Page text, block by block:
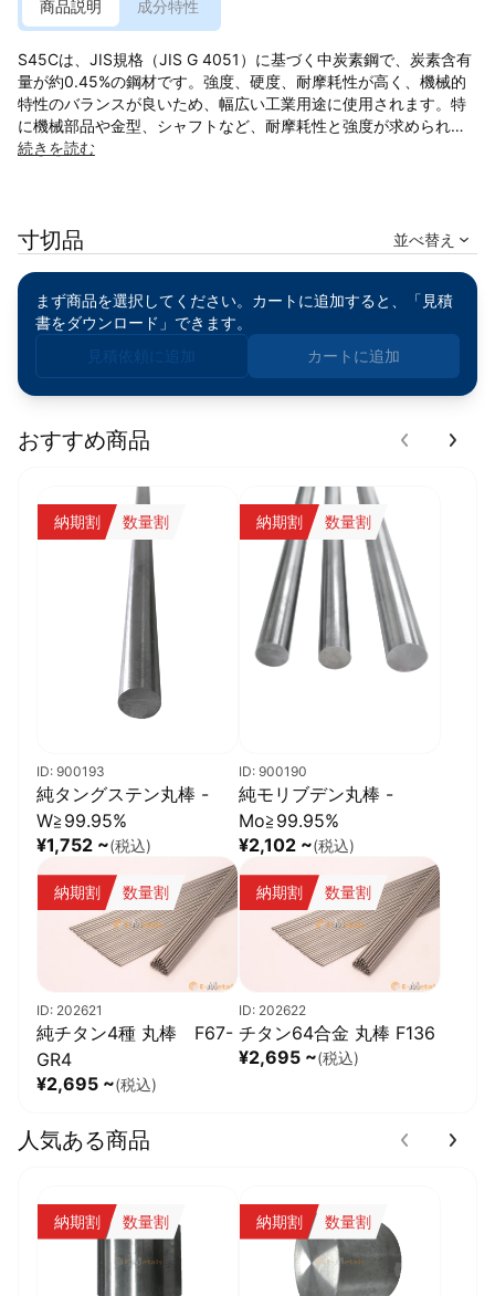
商品説明 成分特性
S45Cは、JIS規格（JIS G 4051）に基づく中炭素鋼で、炭素含有
量が約0.45%の鋼材です。強度、硬度、耐摩耗性が高く、機械的
特性のバランスが良いため、幅広い工業用途に使用されます。特
に機械部品や金型、シャフトなど、耐摩耗性と強度が求められる
部品に適しています。熱処理（焼入れ・焼戻し）を施すことで、
向上。
◎優れた機械加工性：切削性が良好で、精密加工が可能。
◎耐摩耗性：動作部品や機械的摩擦を受ける部品に最適。
◎熱処理対応：焼入れや焼戻しを行うことで、さらなる強度と硬
度が得られる。
※海外(中国)製品は、中国規格GB/T 699に準拠した45号鋼機械構
造用炭素鋼の丸棒です。
にご利用いただけます。
続きを読む
寸切品 並べ替え
まず商品を選択してください。カートに追加すると、「見積
書をダウンロード」できます。
見積依頼に追加
カートに追加
おすすめ商品
納期割 数量割
ID: 900193
純タングステン丸棒 -
W≧99.95%
¥1,752 ~(税込)
納期割 数量割
ID: 900190
純モリブデン丸棒 -
Mo≧99.95%
¥2,102 ~(税込)
納期割 数量割
ID: 202621
純チタン4種 丸棒 F67-
GR4
¥2,695 ~(税込)
納期割 数量割
ID: 202622
チタン64合金 丸棒 F136
¥2,695 ~(税込)
人気ある商品
納期割 数量割 納期割 数量割